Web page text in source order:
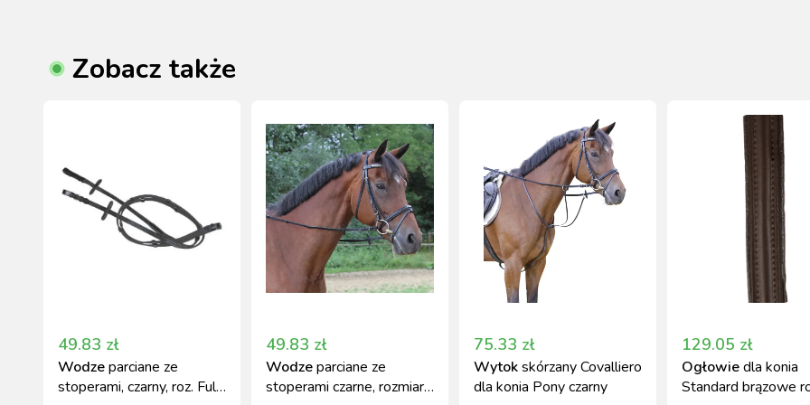
Zobacz także
49.83 zł
Wodzeparciane ze
stoperami, czarny, roz. Full,
49.83 zł
Wodzeparciane ze
stoperami czarne, rozmiar
75.33 zł
Wytokskórzany Covalliero
dla konia Pony czarny
129.05 zł
Ogłowiedla konia
Standard brązowe